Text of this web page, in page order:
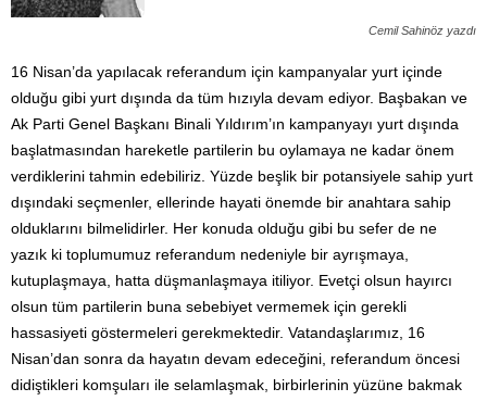
Cemil Sahinöz yazdı
16 Nisan’da yapılacak referandum için kampanyalar yurt içinde
olduğu gibi yurt dışında da tüm hızıyla devam ediyor. Başbakan ve
Ak Parti Genel Başkanı Binali Yıldırım’ın kampanyayı yurt dışında
başlatmasından hareketle partilerin bu oylamaya ne kadar önem
verdiklerini tahmin edebiliriz. Yüzde beşlik bir potansiyele sahip yurt
dışındaki seçmenler, ellerinde hayati önemde bir anahtara sahip
olduklarını bilmelidirler. Her konuda olduğu gibi bu sefer de ne
yazık ki toplumumuz referandum nedeniyle bir ayrışmaya,
kutuplaşmaya, hatta düşmanlaşmaya itiliyor. Evetçi olsun hayırcı
olsun tüm partilerin buna sebebiyet vermemek için gerekli
hassasiyeti göstermeleri gerekmektedir. Vatandaşlarımız, 16
Nisan’dan sonra da hayatın devam edeceğini, referandum öncesi
didiştikleri komşuları ile selamlaşmak, birbirlerinin yüzüne bakmak